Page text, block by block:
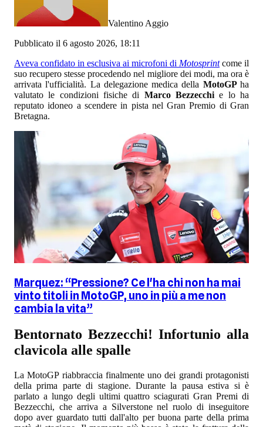
Valentino Aggio
Pubblicato il 6 agosto 2026, 18:11
Aveva confidato in esclusiva ai microfoni di Motosprintcome il
suo recupero stesse procedendo nel migliore dei modi, ma ora è
arrivata l'ufficialità. La delegazione medica della MotoGPha
valutato le condizioni fisiche di Marco Bezzecchi e lo ha
reputato idoneo a scendere in pista nel Gran Premio di Gran
Bretagna.
Marquez: “Pressione? Ce l'ha chi non ha mai
vinto titoli in MotoGP, uno in più a me non
cambia la vita”
Bentornato Bezzecchi! Infortunio alla
clavicola alle spalle
La MotoGP riabbraccia finalmente uno dei grandi protagonisti
della prima parte di stagione. Durante la pausa estiva si è
parlato a lungo degli ultimi quattro sciagurati Gran Premi di
Bezzecchi, che arriva a Silverstone nel ruolo di inseguitore
dopo aver guardato tutti dall'alto per buona parte della prima